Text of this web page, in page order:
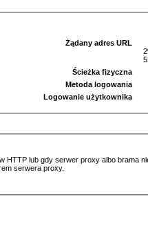
Żądany adres URL
Ścieżka fizyczna
Metoda logowania
Logowanie użytkownika
HTTP lub gdy serwer proxy albo
serwera proxy.